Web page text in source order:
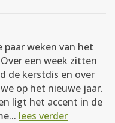
weken van het
een week zitten
de kerstdis en over
op het nieuwe jaar.
ligt het accent in de
lees verder